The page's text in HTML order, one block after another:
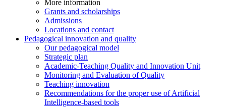
More information
Grants and scholarships
Admissions
Locations and contact
Pedagogical innovation and quality
Our pedagogical model
Strategic plan
Academic-Teaching Quality and Innovation Unit
Monitoring and Evaluation of Quality
Teaching innovation
Recommendations for the proper use of Artificial
Intelligence-based tools